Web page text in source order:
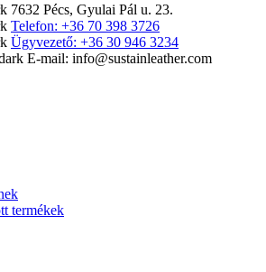
7632 Pécs, Gyulai Pál u. 23.
Telefon: +36 70 398 3726
Ügyvezető: +36 30 946 3234
E-mail: info@sustainleather.com
termékek